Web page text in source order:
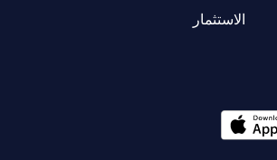
الاستثمار